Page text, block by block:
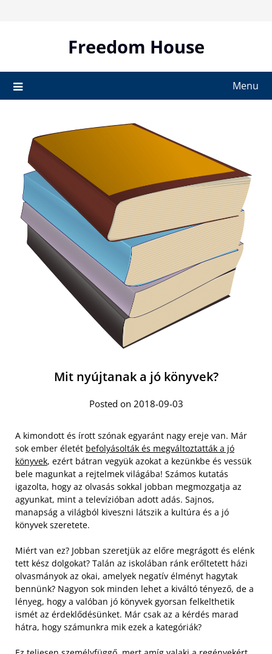
Freedom House
Menu
Mit nyújtanak a jó könyvek?
Posted on 2018-09-03
A kimondott és írott szónak egyaránt nagy ereje van. Már
sok ember életét befolyásolták és megváltoztatták a jó
könyvek, ezért bátran vegyük azokat a kezünkbe és vessük
bele magunkat a rejtelmek világába! Számos kutatás
igazolta, hogy az olvasás sokkal jobban megmozgatja az
agyunkat, mint a televízióban adott adás. Sajnos,
manapság a világból kiveszni látszik a kultúra és a jó
könyvek szeretete.
Miért van ez? Jobban szeretjük az előre megrágott és elénk
tett kész dolgokat? Talán az iskolában ránk erőltetett házi
olvasmányok az okai, amelyek negatív élményt hagytak
bennünk? Nagyon sok minden lehet a kiváltó tényező, de a
lényeg, hogy a valóban jó könyvek gyorsan felkelthetik
ismét az érdeklődésünket. Már csak az a kérdés marad
hátra, hogy számunkra mik ezek a kategóriák?